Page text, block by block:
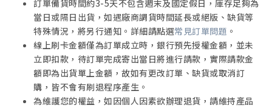
訂單備貨時間約3-5天不包含週末及國定假日，庫存足夠為
當日或隔日出貨，如遇廠商調貨時間延長或絕版、缺貨等
特殊情況，將另行通知。詳細請點選常見訂單問題 。
線上刷卡金額僅為訂單成立時，銀行預先授權金額，並未
立即扣款，待訂單完成寄出當日將進行請款，實際請款金
額即為出貨單上金額，故如有更改訂單、缺貨或取消訂
購，皆不會有刷退程序產生。
為維護您的權益，如因個人因素欲辦理退貨，請維持產品